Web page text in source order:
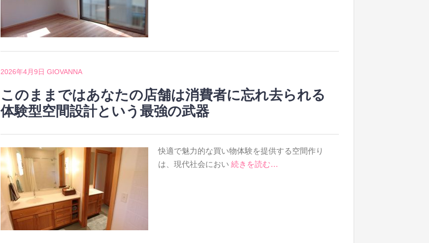
2026年4月9日 GIOVANNA
このままではあなたの店舗は消費者に忘れ去られる
体験型空間設計という最強の武器
快適で魅力的な買い物体験を提供する空間作り
は、現代社会におい続きを読む…